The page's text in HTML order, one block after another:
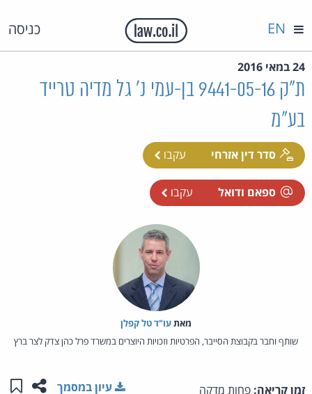
כניסה EN
24 במאי 2016
ת"ק 9441-05-16 בן-עמי נ' גל מדיה טרייד
בע"מ
סדר דין אזרחי עקבו
ספאם ודואל עקבו
מאת‏עו"ד טל קפלן
שותף וחבר בקבוצת הסייבר, הפרטיות וזכויות היוצרים במשרד פרל כהן צדק לצר ברץ
זמן קריאה: פחות מדקה שתפו
עיון במסמך